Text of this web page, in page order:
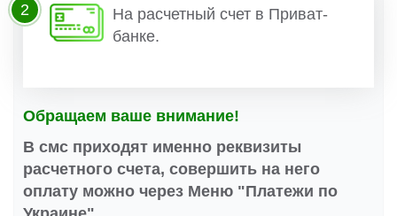
На расчетный счет в Приват-
банке.
2
Обращаем ваше внимание!
В смс приходят именно реквизиты
расчетного счета, совершить на него
оплату можно через Меню "Платежи по